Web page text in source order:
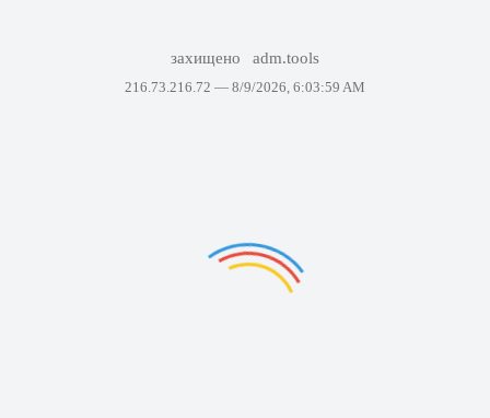
захищено adm.tools
216.73.216.72 — 8/9/2026, 6:03:59 AM